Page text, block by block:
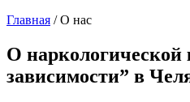
Главная /О нас
О наркологической
зависимости” в